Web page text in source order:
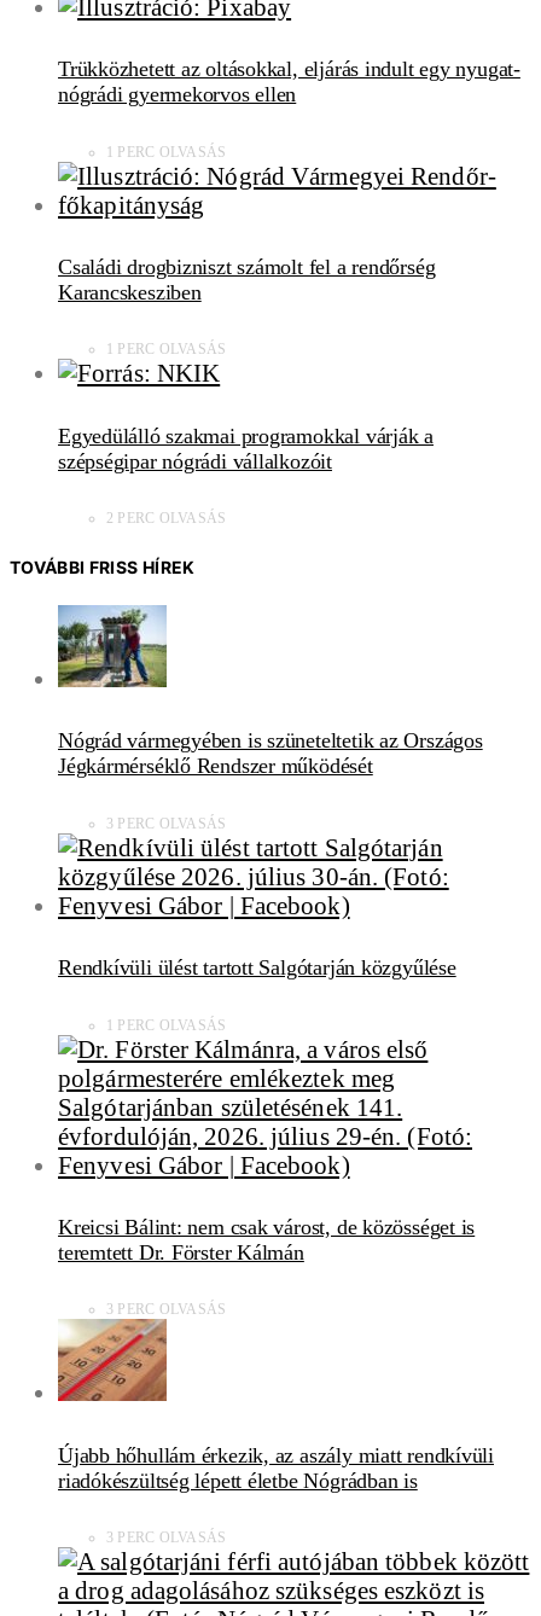
Trükközhetett az oltásokkal, eljárás indult egy nyugat-
nógrádi gyermekorvos ellen
1 PERC OLVASÁS
Családi drogbizniszt számolt fel a rendőrség
Karancskesziben
1 PERC OLVASÁS
Egyedülálló szakmai programokkal várják a
szépségipar nógrádi vállalkozóit
2 PERC OLVASÁS
TOVÁBBI FRISS HÍREK
Nógrád vármegyében is szüneteltetik az Országos
Jégkármérséklő Rendszer működését
3 PERC OLVASÁS
Rendkívüli ülést tartott Salgótarján közgyűlése
1 PERC OLVASÁS
Kreicsi Bálint: nem csak várost, de közösséget is
teremtett Dr. Förster Kálmán
3 PERC OLVASÁS
Újabb hőhullám érkezik, az aszály miatt rendkívüli
riadókészültség lépett életbe Nógrádban is
3 PERC OLVASÁS